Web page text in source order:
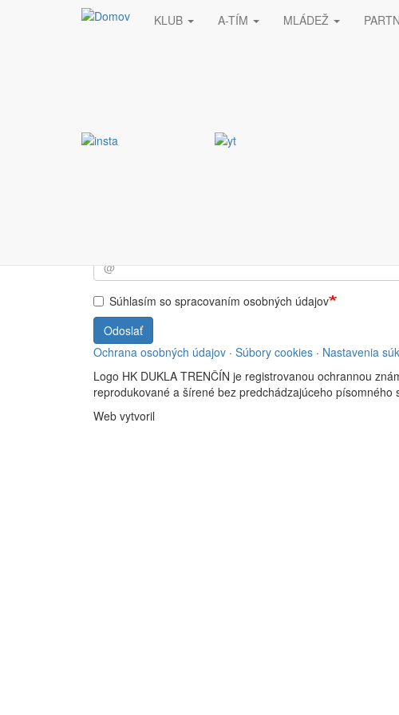
KLUB A-TÍM MLÁDEŽ
Vyžiadaná stránka nebola nájdená.
Súhlasím so spracovaním osobných údajov
Odoslať
Ochrana osobných údajov · Súbory cookies · Nastavenia
Logo HK DUKLA TRENČÍN je registrovanou ochrannou
reprodukované a šírené bez predchádzajúceho písomného
Web vytvoril